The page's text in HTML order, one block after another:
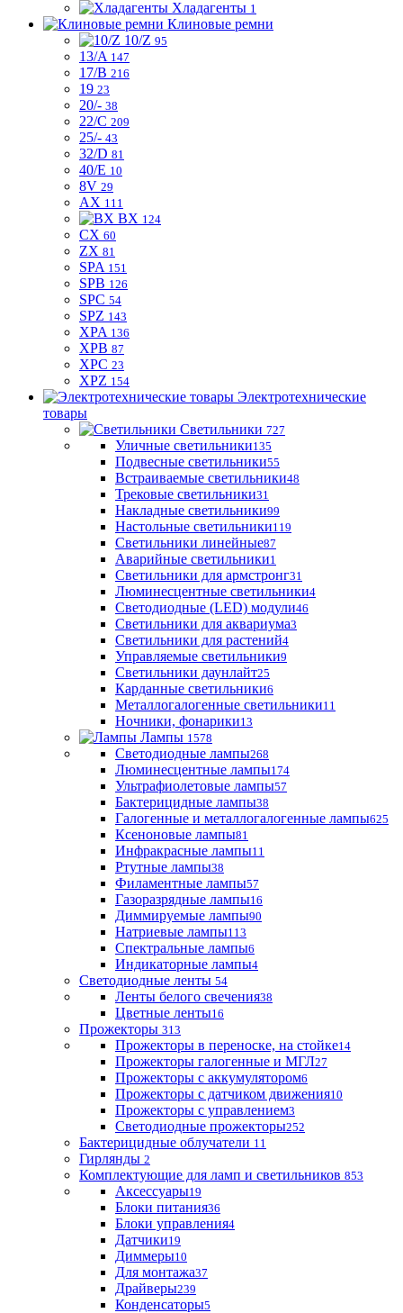
Хладагенты 1
Клиновые ремни
10/Z 95
13/A 147
17/B 216
19 23
20/- 38
22/C 209
25/- 43
32/D 81
40/E 10
8V 29
AX 111
BX 124
CX 60
ZX 81
SPA 151
SPB 126
SPC 54
SPZ 143
XPA 136
XPB 87
XPC 23
XPZ 154
Электротехнические
товары
Светильники 727
Уличные светильники135
Подвесные светильники55
Встраиваемые светильники48
Трековые светильники31
Накладные светильники99
Настольные светильники119
Светильники линейные87
Аварийные светильники1
Светильники для армстронг31
Люминесцентные светильники4
Светодиодные (LED) модули46
Светильники для аквариума3
Светильники для растений4
Управляемые светильники9
Светильники даунлайт25
Карданные светильники6
Металлогалогенные светильники11
Ночники, фонарики13
Лампы 1578
Светодиодные лампы268
Люминесцентные лампы174
Ультрафиолетовые лампы57
Бактерицидные лампы38
Галогенные и металлогалогенные лампы625
Ксеноновые лампы81
Инфракрасные лампы11
Ртутные лампы38
Филаментные лампы57
Газоразрядные лампы16
Диммируемые лампы90
Натриевые лампы113
Спектральные лампы6
Индикаторные лампы4
Светодиодные ленты 54
Ленты белого свечения38
Цветные ленты16
Прожекторы 313
Прожекторы в переноске, на стойке14
Прожекторы галогенные и МГЛ27
Прожекторы с аккумулятором6
Прожекторы с датчиком движения10
Прожекторы с управлением3
Светодиодные прожекторы252
Бактерицидные облучатели 11
Гирлянды 2
Комплектующие для ламп и светильников 853
Аксессуары19
Блоки питания36
Блоки управления4
Датчики19
Диммеры10
Для монтажа37
Драйверы239
Конденсаторы5